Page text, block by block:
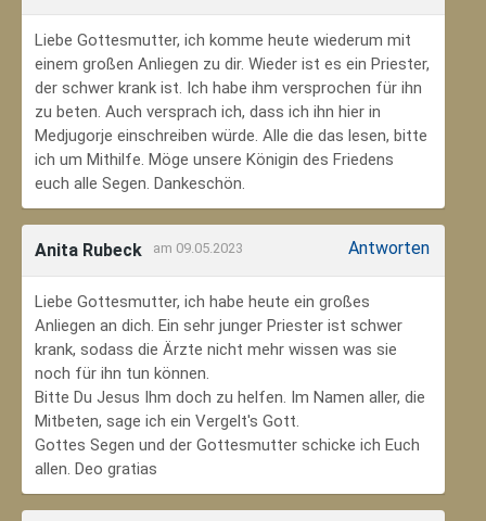
Liebe Gottesmutter, ich komme heute wiederum mit
einem großen Anliegen zu dir. Wieder ist es ein Priester,
der schwer krank ist. Ich habe ihm versprochen für ihn
zu beten. Auch versprach ich, dass ich ihn hier in
Medjugorje einschreiben würde. Alle die das lesen, bitte
ich um Mithilfe. Möge unsere Königin des Friedens
euch alle Segen. Dankeschön.
Anita Rubeck am 09.05.2023 Antworten
Liebe Gottesmutter, ich habe heute ein großes
Anliegen an dich. Ein sehr junger Priester ist schwer
krank, sodass die Ärzte nicht mehr wissen was sie
noch für ihn tun können.
Bitte Du Jesus Ihm doch zu helfen. Im Namen aller, die
Mitbeten, sage ich ein Vergelt's Gott.
Gottes Segen und der Gottesmutter schicke ich Euch
allen. Deo gratias